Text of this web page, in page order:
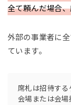
全て頼んだ場合
外部の事業者に
ています。
席札は招待する
会場または会